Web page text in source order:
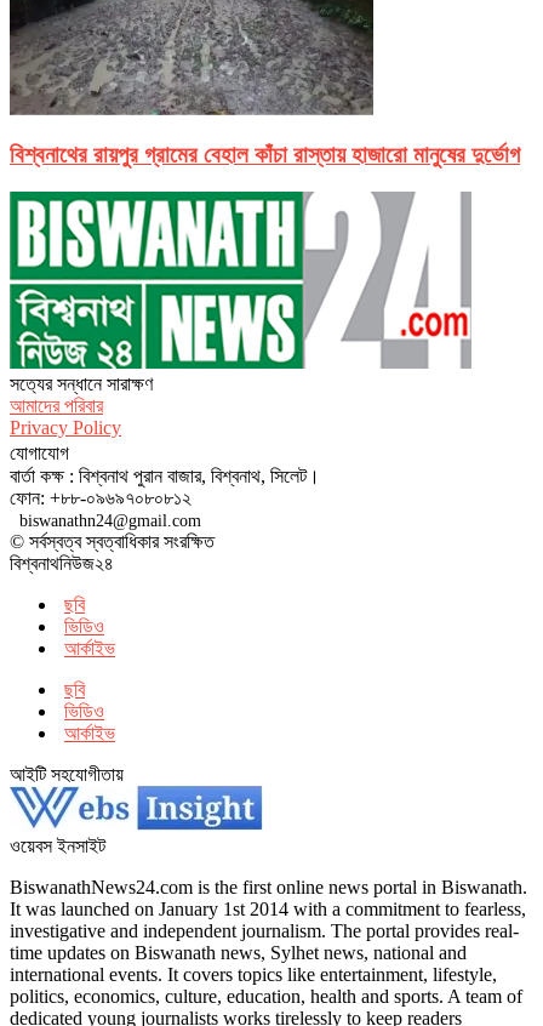
বিশ্বনাথের রায়পুর গ্রামের বেহাল কাঁচা রাস্তায় হাজারো মানুষের দুর্ভোগ
সত‌্যের সন্ধানে সারাক্ষণ
আমাদের পরিবার
Privacy Policy
যোগাযোগ
বার্তা কক্ষ : বিশ্বনাথ পুরান বাজার, বিশ্বনাথ, সিলেট।
ফোন: +৮৮-০৯৬৯৭০৮০৮১২
biswanathn24@gmail.com
© সর্বস্বত্ব স্বত্বাধিকার সংরক্ষিত
বিশ্বনাথনিউজ২৪
ছবি
ভিডিও
আর্কাইভ
ছবি
ভিডিও
আর্কাইভ
আইটি সহযোগীতায়
ওয়েবস ইনসাইট
BiswanathNews24.com is the first online news portal in Biswanath.
It was launched on January 1st 2014 with a commitment to fearless,
investigative and independent journalism. The portal provides real-
time updates on Biswanath news, Sylhet news, national and
international events. It covers topics like entertainment, lifestyle,
politics, economics, culture, education, health and sports. A team of
dedicated young journalists works tirelessly to keep readers